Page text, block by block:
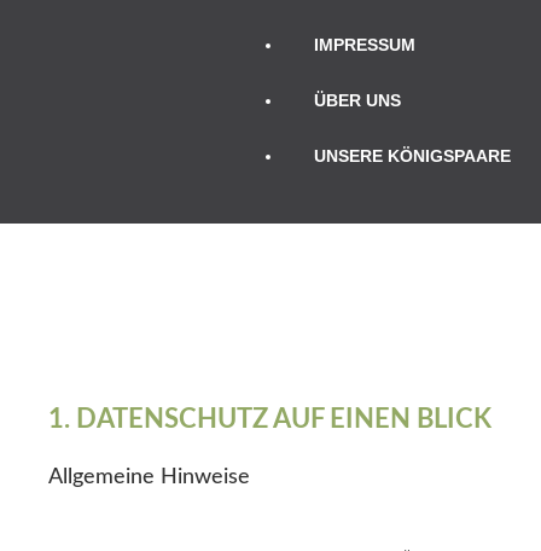
IMPRESSUM
ÜBER UNS
UNSERE KÖNIGSPAARE
1. DATENSCHUTZ AUF EINEN BLICK
Allgemeine Hinweise